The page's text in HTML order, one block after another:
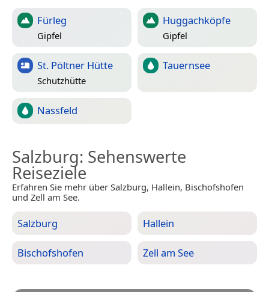
Fürleg
Gipfel
Huggachköpfe
Gipfel
St. Pöltner Hütte
Schutzhütte
Tauernsee
Nassfeld
Salzburg: Sehenswerte
Reiseziele
Erfahren Sie mehr über Salzburg, Hallein, Bischofshofen
und Zell am See.
Salzburg Hallein
Bischofshofen Zell am See